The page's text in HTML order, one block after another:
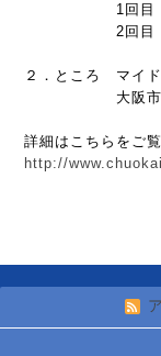
1回目
2回目
２．ところ マイ
大阪市中央
詳細はこちらをご覧
http://